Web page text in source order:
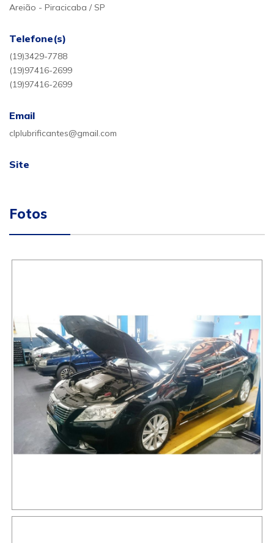
Areião - Piracicaba / SP
Telefone(s)
(19)3429-7788
(19)97416-2699
(19)97416-2699
Email
clplubrificantes@gmail.com
Site
Fotos